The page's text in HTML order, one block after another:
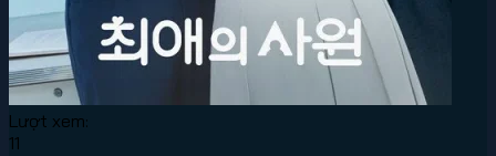
Lượt xem:
11